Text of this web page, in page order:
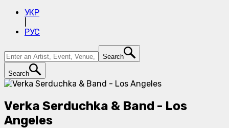
УКР
РУС
Search
Search
Verka Serduchka & Band - Los
Angeles